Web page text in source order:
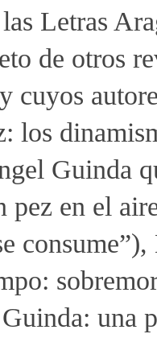
Letras
de otros
cuyos
los
Guinda
pez en el
una